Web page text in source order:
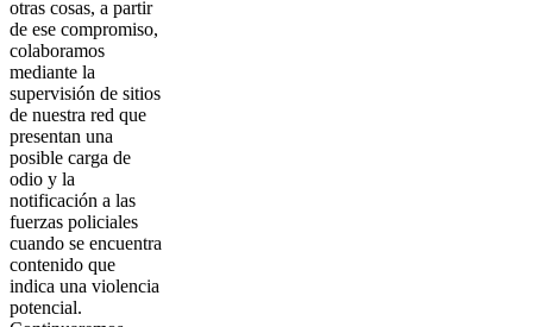
otras cosas, a partir
de ese compromiso,
colaboramos
mediante la
supervisión de sitios
de nuestra red que
presentan una
posible carga de
odio y la
notificación a las
fuerzas policiales
cuando se encuentra
contenido que
indica una violencia
potencial.